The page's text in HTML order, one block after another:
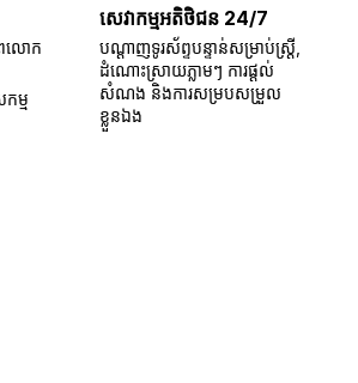
ពលោក
ម្ម
សេវាកម្មអតិថិជន 24/7
បណ្តាញទូរស័ព្ទបន្ទាន់សម្រាប់ស្ត្រី,
ដំណោះស្រាយភ្លាមៗ ការផ្តល់
សំណង និងការសម្របសម្រួល
ខ្លួនឯង